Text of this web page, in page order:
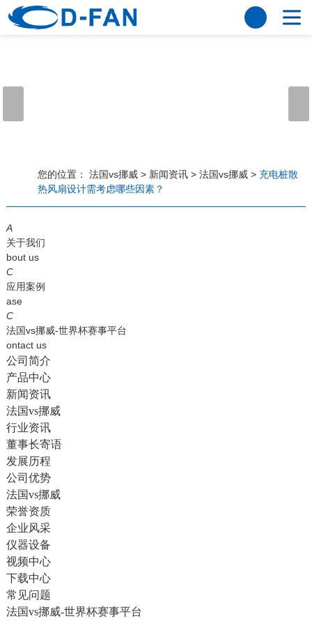
法国vs挪威
应用案例
工程案例
解决方案
新闻资讯
法国vs挪威
行业资讯
常见问题
法国vs挪威-世界杯赛事平台
您的位置： 法国vs挪威> 新闻资讯> 法国vs挪威> 充电桩散
热风扇设计需考虑哪些因素？
A
关于我们
bout us
C
应用案例
ase
C
法国vs挪威-世界杯赛事平台
ontact us
公司简介
产品中心
新闻资讯
法国vs挪威
行业资讯
董事长寄语
发展历程
公司优势
法国vs挪威
荣誉资质
企业风采
仪器设备
视频中心
下载中心
常见问题
法国vs挪威-世界杯赛事平台